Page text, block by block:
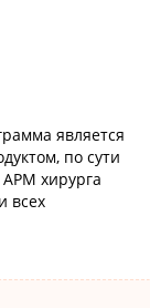
является
по сути
хирурга
всех